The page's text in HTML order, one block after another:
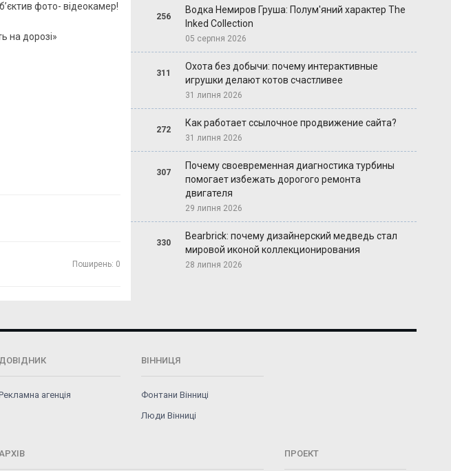
фото- відеокамер!
Поширень: 0
256
Водка Немиров Груша: Полум'яний характер The
Inked Collection
05 серпня 2026
311
Охота без добычи: почему интерактивные
игрушки делают котов счастливее
31 липня 2026
272
Как работает ссылочное продвижение сайта?
31 липня 2026
307
Почему своевременная диагностика турбины
помогает избежать дорогого ремонта
двигателя
29 липня 2026
330
Bearbrick: почему дизайнерский медведь стал
мировой иконой коллекционирования
28 липня 2026
ДОВІДНИК
агенція
ВІННИЦЯ
Фонтани Вінниці
Люди Вінниці
ПРОЕКТ